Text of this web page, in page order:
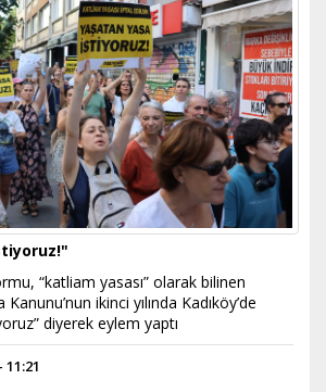
“katliam yasası” olarak bilinen
ikinci yılında Kadıköy’de
diyerek eylem yaptı
11:21